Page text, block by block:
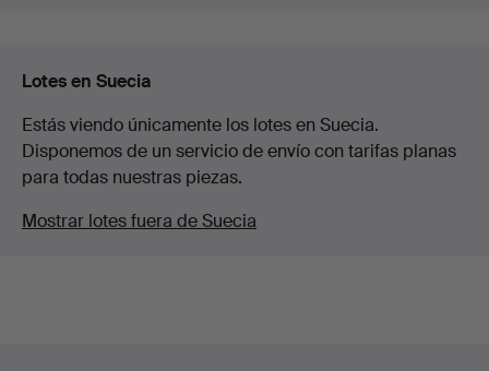
Lotes en Suecia
Estás viendo únicamente los lotes en Suecia.
Disponemos de un servicio de envío con tarifas planas
para todas nuestras piezas.
Mostrar lotes fuera de Suecia